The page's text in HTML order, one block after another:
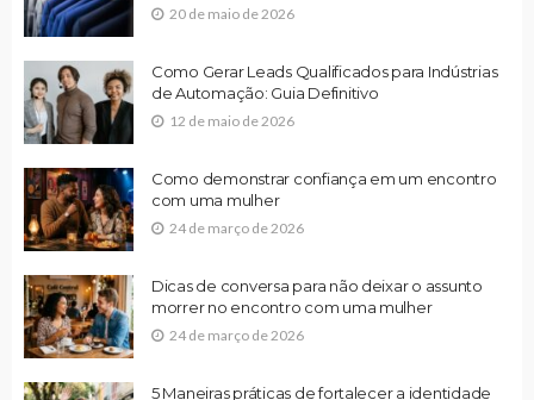
20 de maio de 2026
Como Gerar Leads Qualificados para Indústrias
de Automação: Guia Definitivo
12 de maio de 2026
Como demonstrar confiança em um encontro
com uma mulher
24 de março de 2026
Dicas de conversa para não deixar o assunto
morrer no encontro com uma mulher
24 de março de 2026
5 Maneiras práticas de fortalecer a identidade